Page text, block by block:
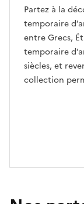
Partez à la
temporaire
entre Grecs,
temporaire
siècles, et
collection